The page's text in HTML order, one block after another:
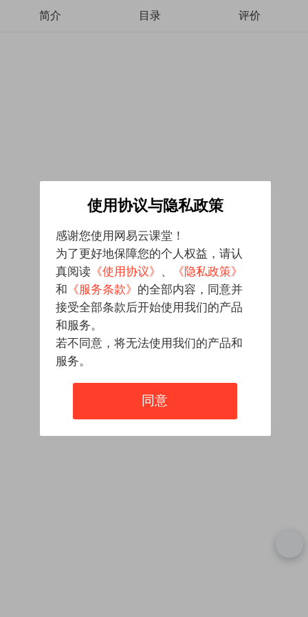
简介 目录 评价
使用协议与隐私政策
感谢您使用网易云课堂！
为了更好地保障您的个人权益，请认
真阅读 《使用协议》 、
《隐私政策》
和 《服务条款》 的全部内容，同意并
接受全部条款后开始使用我们的产品
和服务。
若不同意，将无法使用我们的产品和
服务。
同意